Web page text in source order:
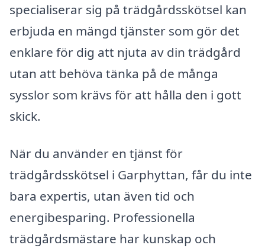
specialiserar sig på trädgårdsskötsel kan
erbjuda en mängd tjänster som gör det
enklare för dig att njuta av din trädgård
utan att behöva tänka på de många
sysslor som krävs för att hålla den i gott
skick.
När du använder en tjänst för
trädgårdsskötsel i Garphyttan, får du inte
bara expertis, utan även tid och
energibesparing. Professionella
trädgårdsmästare har kunskap och